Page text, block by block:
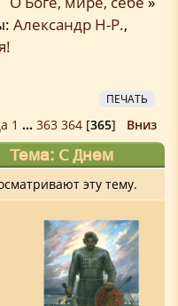
Александр Н-Р.,
ПЕЧАТЬ
1 ... 363 364[365] Вниз
Тема: С Днем
раз)эту тему.